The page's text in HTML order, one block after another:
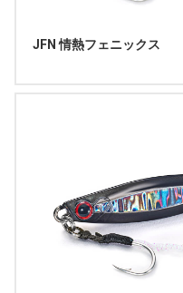
JFN 情熱フェニックス